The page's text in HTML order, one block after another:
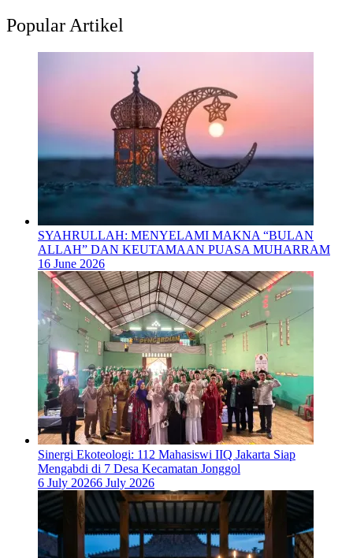
Popular Artikel
SYAHRULLAH: MENYELAMI MAKNA “BULAN
ALLAH” DAN KEUTAMAAN PUASA MUHARRAM
16 June 2026
‎Sinergi Ekoteologi: 112 Mahasiswi IIQ Jakarta Siap
Mengabdi di 7 Desa Kecamatan Jonggol
6 July 20266 July 2026